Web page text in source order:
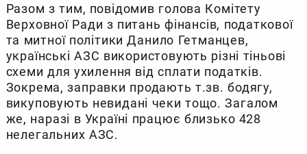
Разом з тим, повідомив голова Комітету
Верховної Ради з питань фінансів, податкової
та митної політики Данило Гетманцев,
українські АЗС використовують різні тіньові
схеми для ухилення від сплати податків.
Зокрема, заправки продають т.зв. бодягу,
викуповують невидані чеки тощо. Загалом
же, наразі в Україні працює близько 428
нелегальних АЗС.